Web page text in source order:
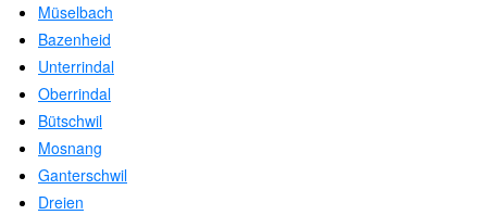
Müselbach
Bazenheid
Unterrindal
Oberrindal
Bütschwil
Mosnang
Ganterschwil
Dreien